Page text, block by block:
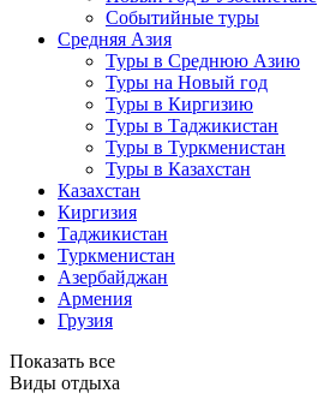
Событийные туры
Средняя Азия
Туры в Среднюю Азию
Туры на Новый год
Туры в Киргизию
Туры в Таджикистан
Туры в Туркменистан
Туры в Казахстан
Казахстан
Киргизия
Таджикистан
Туркменистан
Азербайджан
Армения
Грузия
Показать все
Виды отдыха